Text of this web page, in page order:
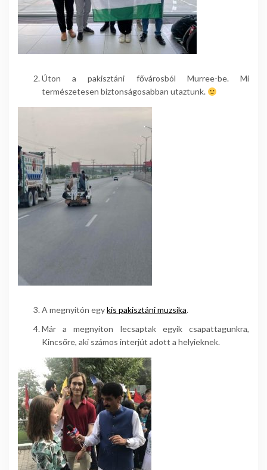
Úton a pakisztáni fővárosból Murree-be. Mi
természetesen biztonságosabban utaztunk.
A megnyitón egykis pakisztáni muzsika.
Már a megnyiton lecsaptak egyik csapattagunkra,
Kincsőre, aki számos interjút adott a helyieknek.